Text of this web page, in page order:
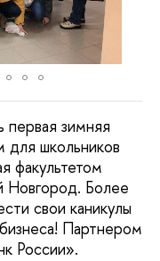
зимняя
для школьников
факультетом
Более
свои каникулы
Партнером
России».